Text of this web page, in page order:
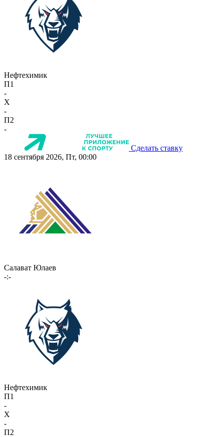
Нефтехимик
П1
-
X
-
П2
-
Сделать ставку
18 сентября 2026, Пт, 00:00
Салават Юлаев
-:-
Нефтехимик
П1
-
X
-
П2